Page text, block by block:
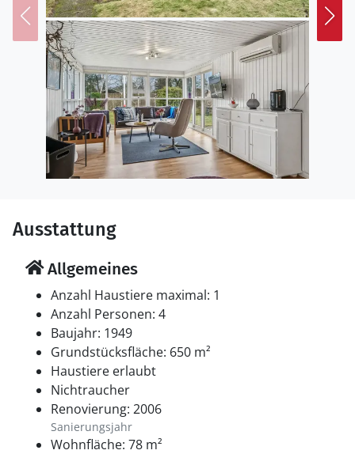
Ausstattung
Allgemeines
Anzahl Haustiere maximal: 1
Anzahl Personen: 4
Baujahr: 1949
Grundstücksfläche: 650 m²
Haustiere erlaubt
Nichtraucher
Renovierung: 2006
Sanierungsjahr
Wohnfläche: 78 m²